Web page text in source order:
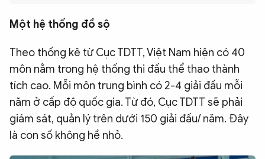
BẠN ĐỌC & CAND
ĐA PHƯƠNG TIỆN
eMagazine
Podcast
Video Ảnh
Một hệ thống đồ sộ
Theo thống kê từ Cục TDTT, Việt Nam hiện có 40
môn nằm trong hệ thống thi đấu thể thao thành
tích cao. Mỗi môn trung bình có 2-4 giải đấu mỗi
năm ở cấp độ quốc gia. Từ đó, Cục TDTT sẽ phải
giám sát, quản lý trên dưới 150 giải đấu/ năm. Đây
là con số không hề nhỏ.